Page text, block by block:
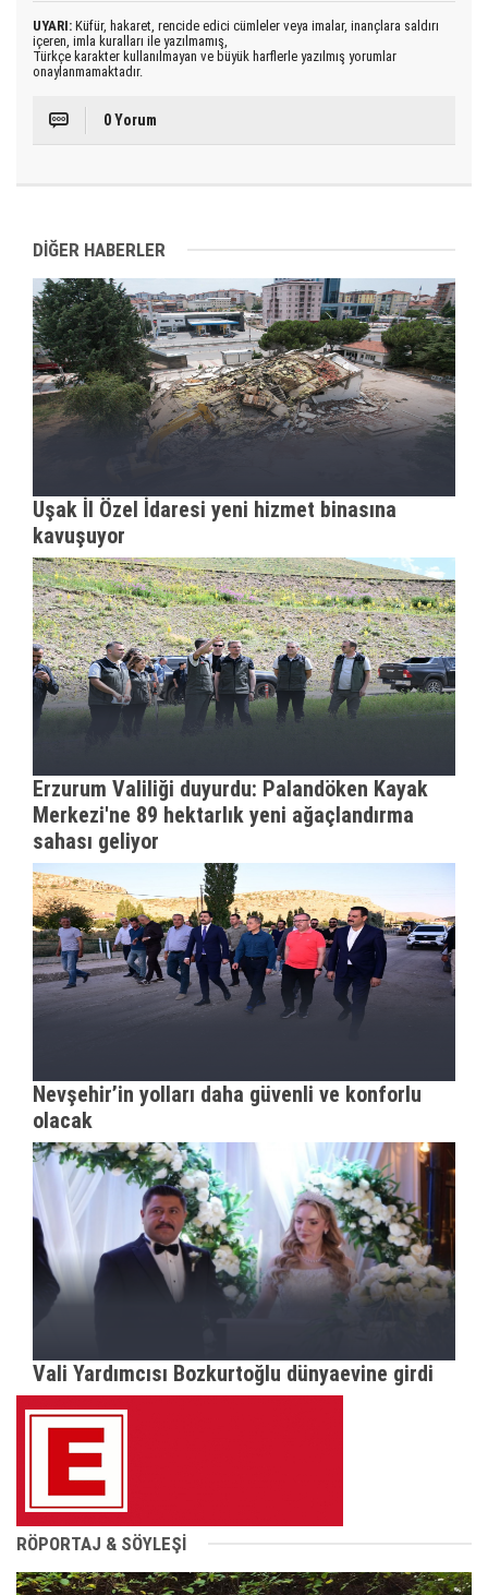
UYARI: Küfür, hakaret, rencide edici cümleler veya imalar, inançlara saldırı
içeren, imla kuralları ile yazılmamış,
Türkçe karakter kullanılmayan ve büyük harflerle yazılmış yorumlar
onaylanmamaktadır.
0 Yorum
DİĞER HABERLER
Uşak İl Özel İdaresi yeni hizmet binasına
kavuşuyor
Erzurum Valiliği duyurdu: Palandöken Kayak
Merkezi'ne 89 hektarlık yeni ağaçlandırma
sahası geliyor
Nevşehir’in yolları daha güvenli ve konforlu
olacak
Vali Yardımcısı Bozkurtoğlu dünyaevine girdi
RÖPORTAJ & SÖYLEŞİ